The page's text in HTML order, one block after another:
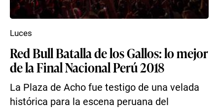
Red Bull Batalla de los Gallos: lo mejor
de la Final Nacional Perú 2018
La Plaza de Acho fue testigo de una velada
histórica para la escena peruana del
Luces